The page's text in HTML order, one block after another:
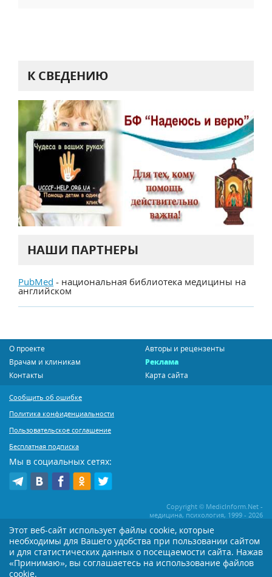
К СВЕДЕНИЮ
НАШИ ПАРТНЕРЫ
PubMed - национальная библиотека медицины на
английском
О проекте
Авторы и рецензенты
Врачам и клиникам
Реклама
Контакты
Карта сайта
Сообщить об ошибке
Политика конфиденциальности
Пользовательское соглашение
Бесплатная подписка
Мы в социальных сетях:
Copyright © MedicInform.Net -
медицина, психология, 1999 - 2026
Копирование или иное распространение статей нашего сайта строго
воспрещается. Копирование раздела "Новости" допускается при наличии
активной открытой для поисковиков ссылки на MedicInform.Net
Материалы на сайте представлены в справочных целях. Редакция не всегда
Этот веб-сайт использует файлы cookie, которые
необходимы для Вашего удобства при пользовании сайтом
и для статистических данных о посещаемости сайта. Нажав
«Принимаю», вы соглашаетесь на использование файлов
cookie.